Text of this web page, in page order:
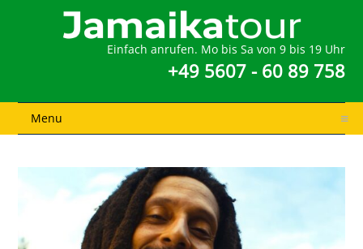
Einfach anrufen. Mo bis Sa von 9 bis 19 Uhr
+49 5607 - 60 89 758
Menu